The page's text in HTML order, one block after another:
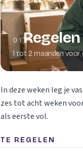
01Regelen
1 tot 2 maanden voor
In deze weken leg je
zes tot acht weken
als eerste vol.
TE REGELEN